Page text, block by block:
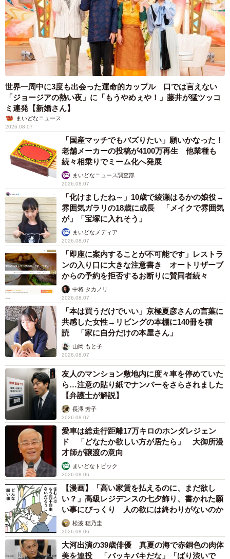
世界一周中に3度も出会った運命的カップル 口では言えない
「ジョージアの熱い夜」に「もうやめぇや！」藤井が猛ツッコ
ミ連発【新婚さん】
まいどなニュース
2026.08.07
「国産マッチでもバズりたい」願いかなった！
老舗メーカーの投稿が4100万再生 他業種も
続々相乗りでミーム化へ発展
まいどなニュース調査部
2026.08.07
「化けましたね～」10歳で綾瀬はるかの娘役→
雰囲気ガラリの18歳に成長 「メイクで雰囲気
が」「宝塚に入れそう」
まいどなメディア
2026.08.07
「即座に案内することが不可能です」レストラ
ンの入り口に大きな注意書き オートリザーブ
からの予約を拒否するお断りに賛同者続々
中将 タカノリ
2026.08.07
「本は買うだけでいい」京極夏彦さんの言葉に
共感した女性→リビングの本棚に140冊を積
読 「家に自分だけの本屋さん」
山岡 もと子
2026.08.07
友人のマンション敷地内に度々車を停めていた
ら…注意の貼り紙でナンバーをさらされました
【弁護士が解説】
長澤 芳子
2026.08.07
愛車は総走行距離17万キロのホンダレジェン
ド 「どなたか欲しい方が居たら」 大御所漫
才師が譲渡の意向
まいどなトピック
2026.08.06
【漫画】「高い家賃を払えるのに、まだ欲し
い？」高級レジデンスの七夕飾り、書かれた願
い事にびっくり 人の欲には終わりがないのか
松波 穂乃圭
2026.08.06
大河出演の39歳俳優 真夏の海で赤銅色の肉体
美を連投 「バッキバキだな」「ばり渋いで